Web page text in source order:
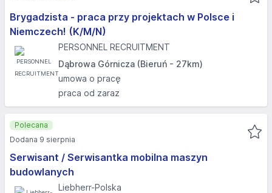
Brygadzista - praca przy projektach w Polsce i
Niemczech! (K/M/N)
PERSONNEL RECRUITMENT
Dąbrowa Górnicza (Bieruń - 27km)
umowa o pracę
praca od zaraz
Serwisant / Serwisantka mobilna maszyn
budowlanych
Liebherr-Polska
Polecana
Dodana 9 sierpnia